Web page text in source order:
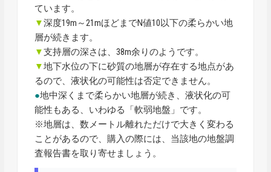
ています。
▼深度19m～21mほどまでN値10以下の柔らかい地
層が続きます。
▼支持層の深さは、38m余りのようです。
▼地下水位の下に砂質の地層が存在する地点があ
るので、液状化の可能性は否定できません。
●地中深くまで柔らかい地層が続き、液状化の可
能性もある、いわゆる「軟弱地盤」です。
※地層は、数メートル離れただけで大きく変わる
ことがあるので、購入の際には、当該地の地盤調
査報告書を取り寄せましょう。